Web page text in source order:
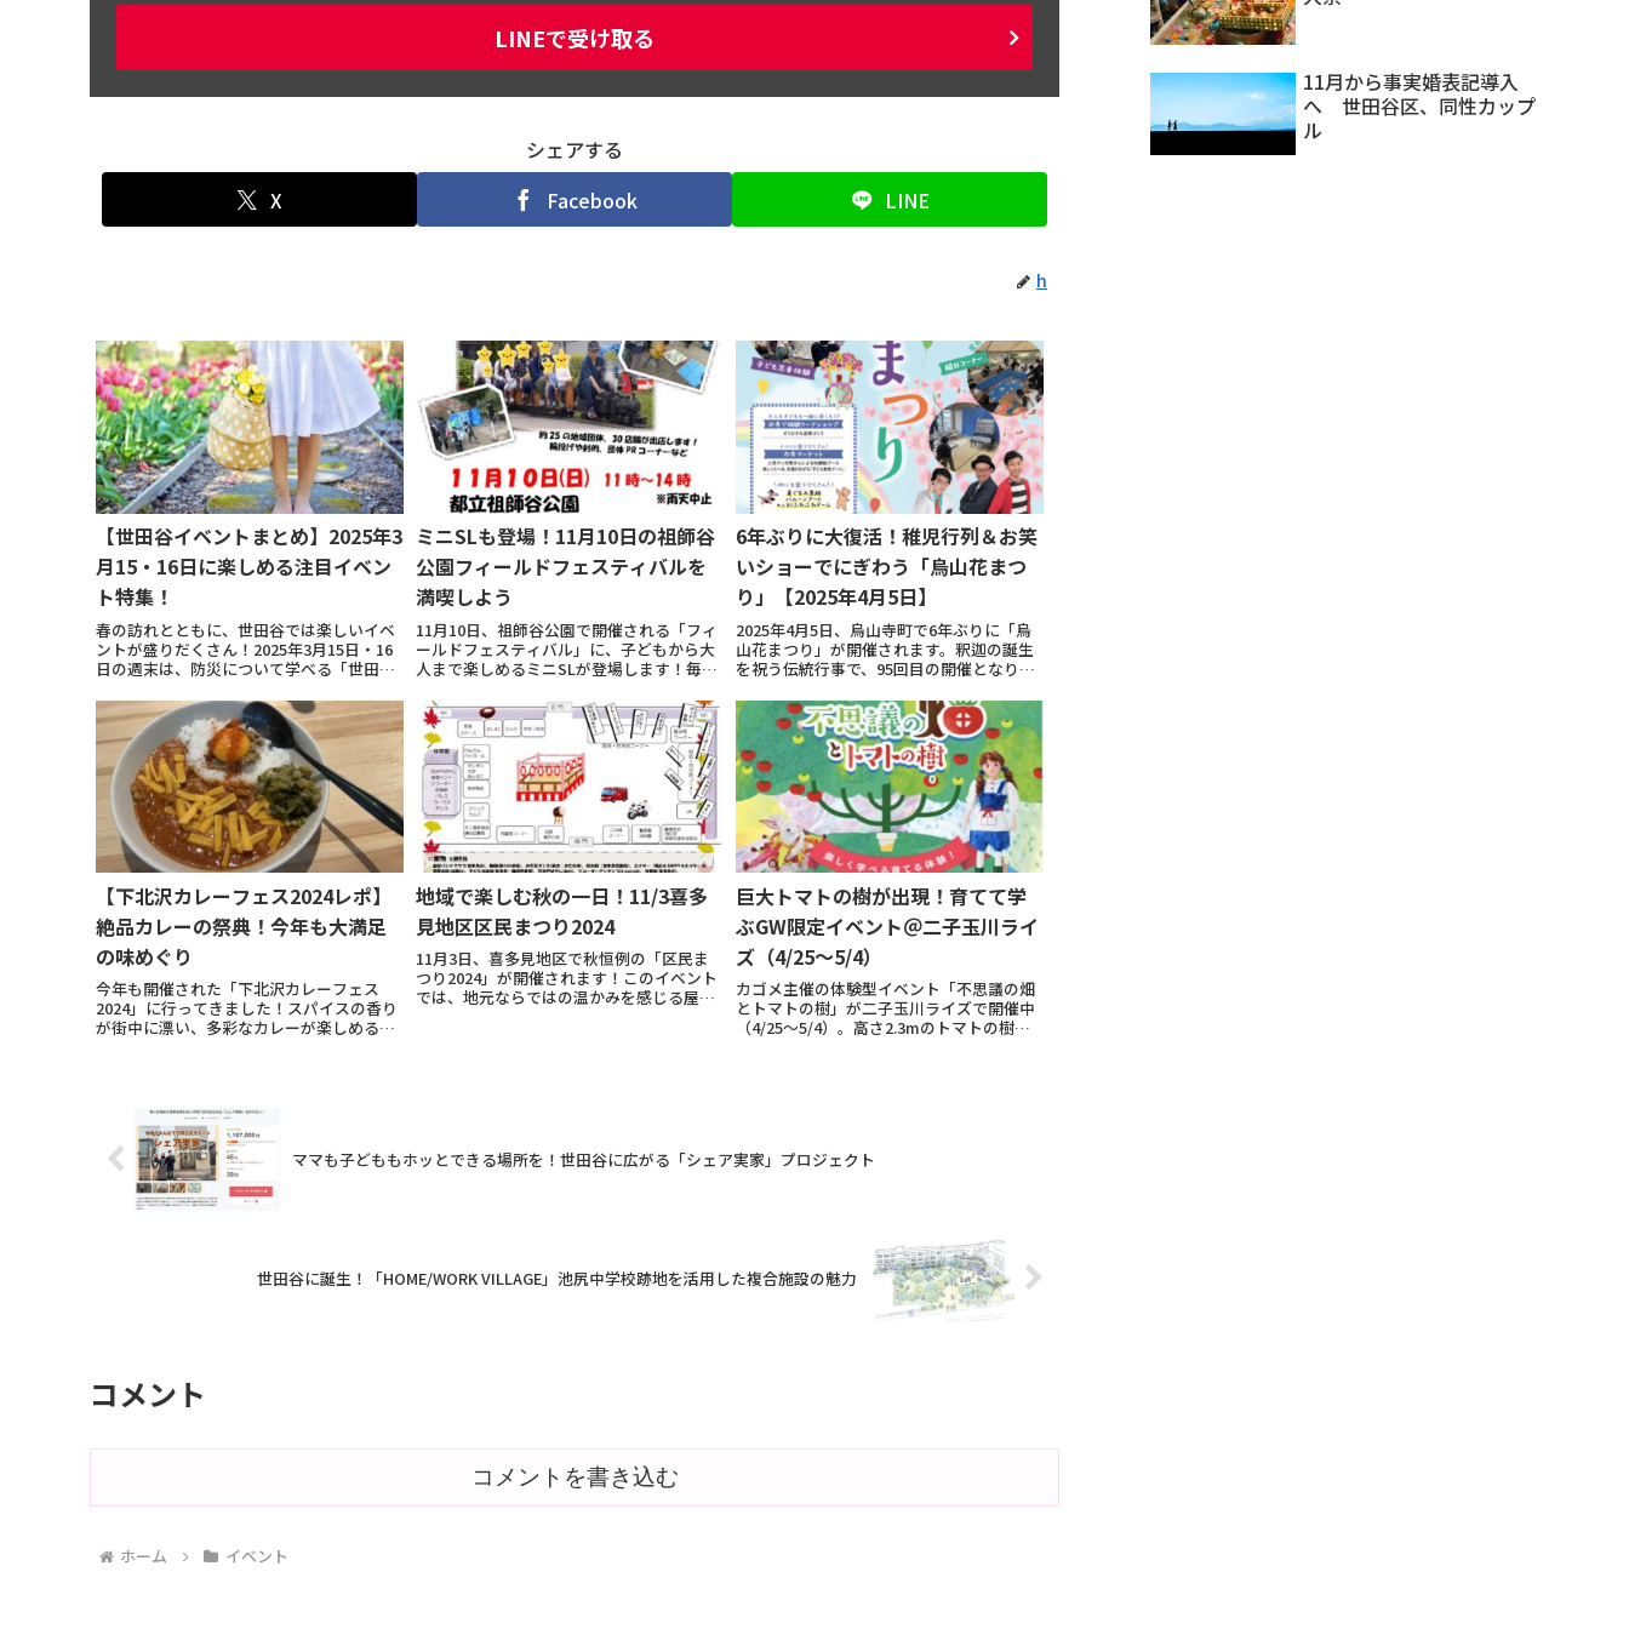
LINEで受け取る
シェアする
X
Facebook LINE
h
【世田谷イベントまとめ】2025年3
月15・16日に楽しめる注目イベン
ト特集！
春の訪れとともに、世田谷では楽しいイベ
ントが盛りだくさん！2025年3月15日・16
日の週末は、防災について学べる「世田谷
く「成城学園中学校合唱部スプリングコン
サート」、家族みんなで楽しめる「ファミ
リー...
ミニSLも登場！11月10日の祖師谷
公園フィールドフェスティバルを
満喫しよう
11月10日、祖師谷公園で開催される「フィ
ールドフェスティバル」に、子どもから大
人まで楽しめるミニSLが登場します！毎年
で家族や友人と一緒に過ごす絶好の機会。
ミニSL乗車体験だけでなく、さまざまなア
クテ...
6年ぶりに大復活！稚児行列＆お笑
いショーでにぎわう「烏山花まつ
り」【2025年4月5日】
2025年4月5日、烏山寺町で6年ぶりに「烏
山花まつり」が開催されます。釈迦の誕生
を祝う伝統行事で、95回目の開催となりま
や、甘茶のふるまい、演芸に加え、お笑い
ショーも行われる予定です。入場無料で
家...
【下北沢カレーフェス2024レポ】
絶品カレーの祭典！今年も大満足
の味めぐり
今年も開催された「下北沢カレーフェス
2024」に行ってきました！スパイスの香り
が街中に漂い、多彩なカレーが楽しめるこ
す。人気店か...
地域で楽しむ秋の一日！11/3喜多
見地区区民まつり2024
11月3日、喜多見地区で秋恒例の「区民ま
つり2024」が開催されます！このイベント
では、地元ならではの温かみを感じる屋台
巨大トマトの樹が出現！育てて学
ぶGW限定イベント＠二子玉川ライ
ズ（4/25〜5/4）
カゴメ主催の体験型イベント「不思議の畑
とトマトの樹」が二子玉川ライズで開催中
（4/25〜5/4）。高さ2.3mのトマトの樹で
ママも子どももホッとできる場所を！世田谷に広がる「シェア実家」プロジェクト
世田谷に誕生！「HOME/WORK VILLAGE」池尻中学校跡地を活用した複合施設の魅力
コメント
コメントを書き込む
ホーム イベント
11月から事実婚表記導入
へ 世田谷区、同性カップ
ル